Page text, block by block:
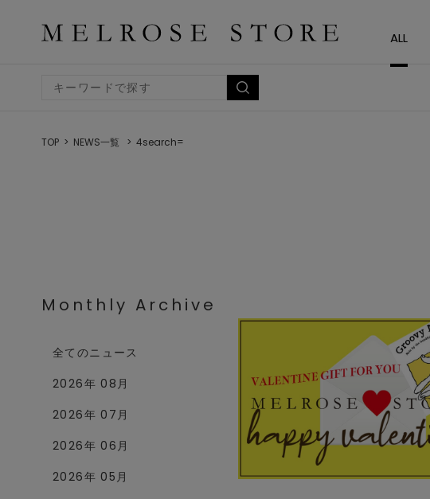
ALL
TOP NEWS一覧 4search=
Monthly Archive
全てのニュース
2026年 08月
2026年 07月
2026年 06月
2026年 05月